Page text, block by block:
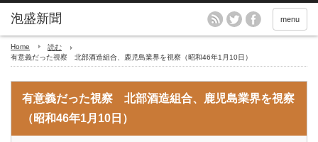
menu
Home
読む
有意義だった視察 北部酒造組合、鹿児島業界を視察（昭和46年1月10日）
有意義だった視察 北部酒造組合、鹿児島業界を視察
（昭和46年1月10日）